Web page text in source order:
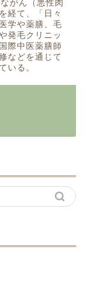
がん（悪性肉
経て、「日々
学や薬膳、毛
発毛クリニッ
際中医薬膳師
などを通じて
いる。